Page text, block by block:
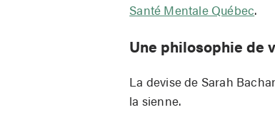
Santé Mentale Québec.
Une philosophie de
La devise de Sarah
la sienne.